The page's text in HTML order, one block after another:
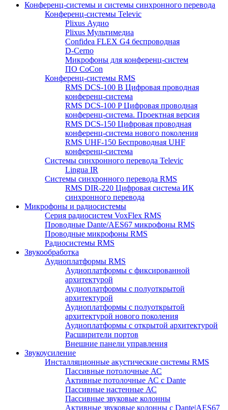
Конференц-системы и системы синхронного перевода
Конференц-системы Televic
Plixus Аудио
Plixus Мультимедиа
Confidea FLEX G4 беспроводная
D-Cerno
Микрофоны для конференц-систем
ПО CoCon
Конференц-системы RMS
RMS DCS-100 B Цифровая проводная
конференц-система
RMS DCS-100 P Цифровая проводная
конференц-система. Проектная версия
RMS DCS-150 Цифровая проводная
конференц-система нового поколения
RMS UHF-150 Беспроводная UHF
конференц-система
Системы синхронного перевода Televic
Lingua IR
Системы синхронного перевода RMS
RMS DIR-220 Цифровая система ИК
синхронного перевода
Микрофоны и радиосистемы
Серия радиосистем VoxFlex RMS
Проводные Dante/AES67 микрофоны RMS
Проводные микрофоны RMS
Радиосистемы RMS
Звукообработка
Аудиоплатформы RMS
Аудиоплатформы с фиксированной
архитектурой
Аудиоплатформы с полуоткрытой
архитектурой
Аудиоплатформы с полуоткрытой
архитектурой нового поколения
Аудиоплатформы с открытой архитектурой
Расширители портов
Внешние панели управления
Звукоусиление
Инсталляционные акустические системы RMS
Пассивные потолочные АС
Активные потолочные АС с Dante
Пассивные настенные АС
Пассивные звуковые колонны
Активные звуковые колонны с Dante|AES67